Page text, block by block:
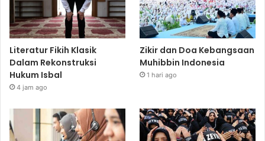
Literatur Fikih Klasik
Dalam Rekonstruksi
Hukum Isbal
4 jam ago
Zikir dan Doa Kebangsaan
Muhibbin Indonesia
1 hari ago